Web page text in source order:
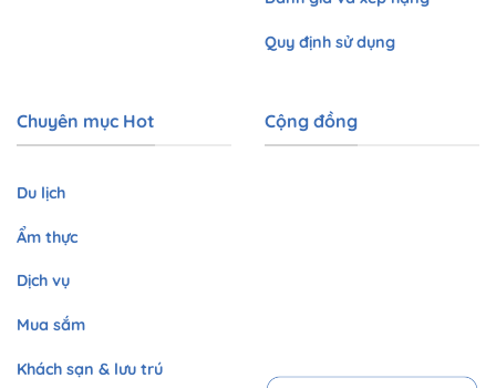
Quy định sử dụng
Chuyên mục Hot
Du lịch
Ẩm thực
Dịch vụ
Mua sắm
Khách sạn & lưu trú
Cộng đồng